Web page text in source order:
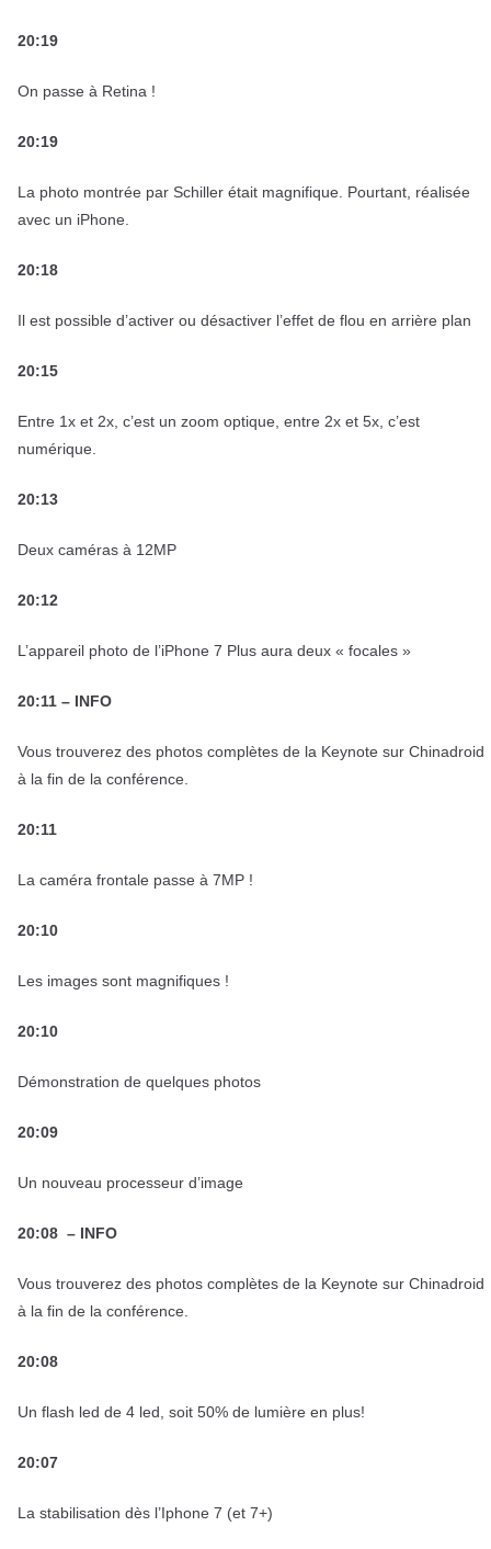
20:19
On passe à Retina !
20:19
La photo montrée par Schiller était magnifique. Pourtant, réalisée
avec un iPhone.
20:18
Il est possible d’activer ou désactiver l’effet de flou en arrière plan
20:15
Entre 1x et 2x, c’est un zoom optique, entre 2x et 5x, c’est
numérique.
20:13
Deux caméras à 12MP
20:12
L’appareil photo de l’iPhone 7 Plus aura deux « focales »
20:11 – INFO
Vous trouverez des photos complètes de la Keynote sur Chinadroid
à la fin de la conférence.
20:11
La caméra frontale passe à 7MP !
20:10
Les images sont magnifiques !
20:10
Démonstration de quelques photos
20:09
Un nouveau processeur d’image
20:08 – INFO
Vous trouverez des photos complètes de la Keynote sur Chinadroid
à la fin de la conférence.
20:08
Un flash led de 4 led, soit 50% de lumière en plus!
20:07
La stabilisation dès l’Iphone 7 (et 7+)